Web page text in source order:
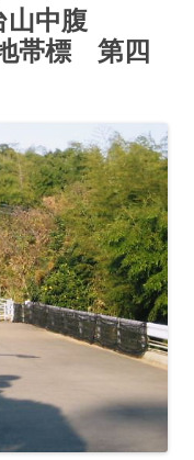
山中腹
帯標 第四